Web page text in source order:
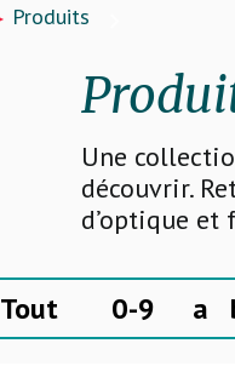
Produits
Une
découvrir.
d’optique et
Tout 0-9 a